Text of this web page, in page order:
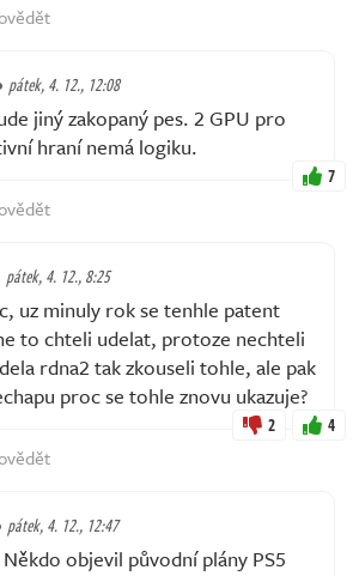
pátek, 4. 12., 12:08
jiný zakopaný pes. 2 GPU pro
hraní nemá logiku.
7
pátek, 4. 12., 8:25
uz minuly rok se tenhle patent
to chteli udelat, protoze nechteli
rdna2 tak zkouseli tohle, ale pak
proc se tohle znovu ukazuje?
2 4
pátek, 4. 12., 12:47
objevil původní plány PS5